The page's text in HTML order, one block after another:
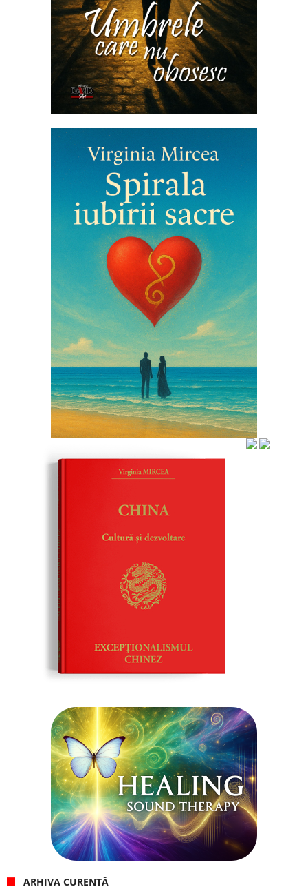
ARHIVA CURENTĂ